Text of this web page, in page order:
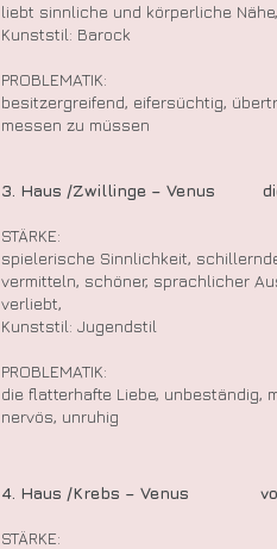
liebt sinnliche und körperliche
Kunststil: Barock
PROBLEMATIK:
besitzergreifend, eifersüchtig,
messen zu müssen
3. Haus /Zwillinge – Venus die
STÄRKE:
spielerische Sinnlichkeit,
vermitteln, schöner, sprachlicher
verliebt,
Kunststil: Jugendstil
PROBLEMATIK:
die flatterhafte Liebe, unbeständig,
nervös, unruhig
4. Haus /Krebs – Venus
STÄRKE: